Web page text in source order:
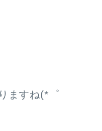
ますね(*゜